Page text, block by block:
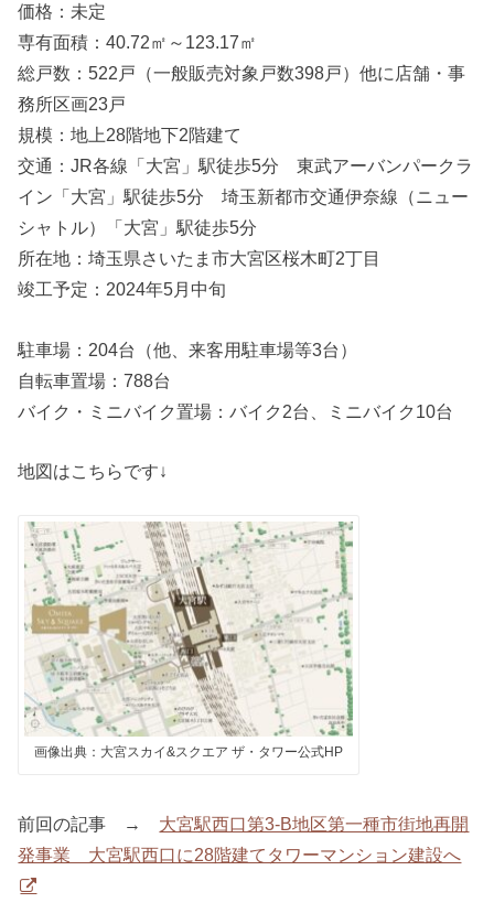
価格：未定
専有面積：40.72㎡～123.17㎡
総戸数：522戸（一般販売対象戸数398戸）他に店舗・事
務所区画23戸
規模：地上28階地下2階建て
交通：JR各線「大宮」駅徒歩5分 東武アーバンパークラ
イン「大宮」駅徒歩5分 埼玉新都市交通伊奈線（ニュー
シャトル）「大宮」駅徒歩5分
所在地：埼玉県さいたま市大宮区桜木町2丁目
竣工予定：2024年5月中旬
駐車場：204台（他、来客用駐車場等3台）
自転車置場：788台
バイク・ミニバイク置場：バイク2台、ミニバイク10台
地図はこちらです↓
画像出典：大宮スカイ&スクエア ザ・タワー公式HP
前回の記事 → 大宮駅西口第3-B地区第一種市街地再開
発事業 大宮駅西口に28階建てタワーマンション建設へ